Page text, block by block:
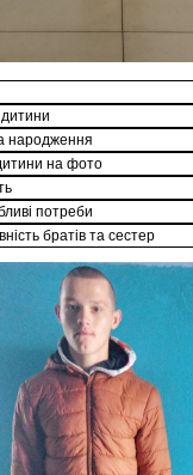
дитини
народження
на фото
потреби
братів та сестер